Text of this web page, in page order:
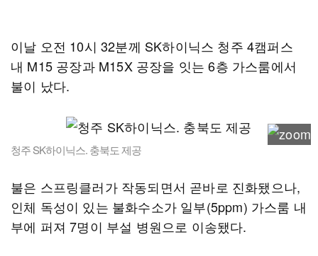
이날 오전 10시 32분께 SK하이닉스 청주 4캠퍼스
내 M15 공장과 M15X 공장을 잇는 6층 가스룸에서
불이 났다.
청주 SK하이닉스. 충북도 제공
불은 스프링클러가 작동되면서 곧바로 진화됐으나,
인체 독성이 있는 불화수소가 일부(5ppm) 가스룸 내
부에 퍼져 7명이 부설 병원으로 이송됐다.